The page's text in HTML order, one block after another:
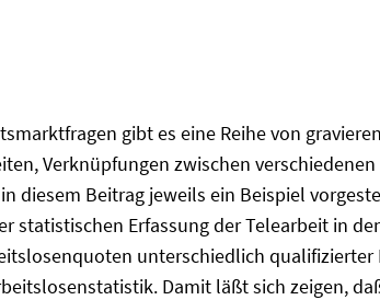
gibt es eine Reihe von
Verknüpfungen zwischen
diesem Beitrag jeweils ein Beispiel
statistischen Erfassung der Telearbeit in
unterschiedlich
Damit läßt sich zeigen,